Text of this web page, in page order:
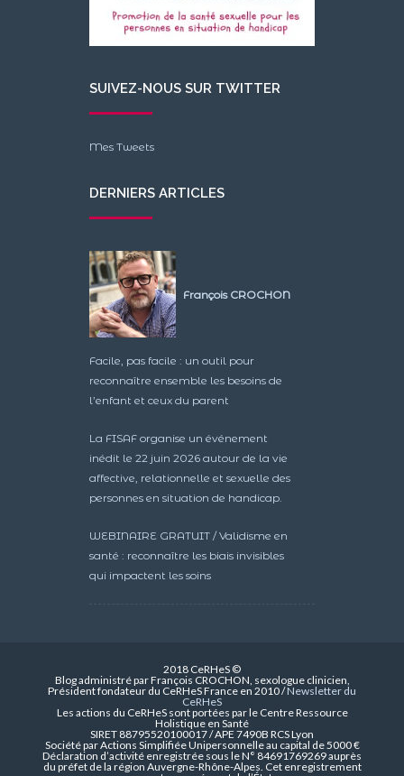
SUIVEZ-NOUS SUR TWITTER
Mes Tweets
DERNIERS ARTICLES
François CROCHON
Facile, pas facile : un outil pour
reconnaître ensemble les besoins de
l’enfant et ceux du parent
La FISAF organise un événement
inédit le 22 juin 2026 autour de la vie
affective, relationnelle et sexuelle des
personnes en situation de handicap.
WEBINAIRE GRATUIT / Validisme en
santé : reconnaître les biais invisibles
qui impactent les soins
2018 CeRHeS ©
Blog administré par François CROCHON, sexologue clinicien,
Président fondateur du CeRHeS France en 2010 /Newsletter du
CeRHeS
Les actions du CeRHeS sont portées par le Centre Ressource
Holistique en Santé
SIRET 88795520100017 / APE 7490B RCS Lyon
Société par Actions Simplifiée Unipersonnelle au capital de 5000 €
Déclaration d’activité enregistrée sous le N° 84691769269 auprès
du préfet de la région Auvergne-Rhône-Alpes. Cet enregistrement